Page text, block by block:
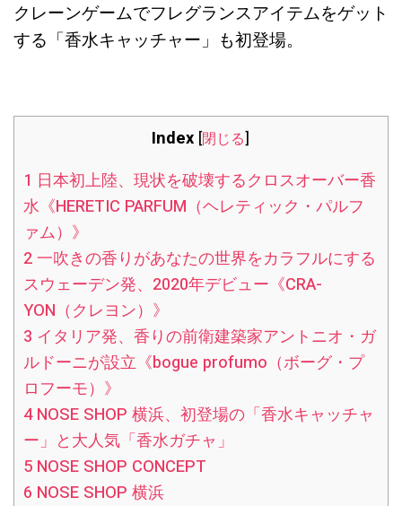
クレーンゲームでフレグランスアイテムをゲット
する「香水キャッチャー」も初登場。
Index [閉じる]
1 日本初上陸、現状を破壊するクロスオーバー香
水《HERETIC PARFUM（ヘレティック・パルフ
ァム）》
2一吹きの香りがあなたの世界をカラフルにする
スウェーデン発、2020年デビュー《CRA-
YON（クレヨン）》
3 イタリア発、香りの前衛建築家アントニオ・ガ
ルドーニが設立《bogue profumo（ボーグ・プ
ロフーモ）》
4NOSE SHOP 横浜、初登場の「香水キャッチャ
ー」と大人気「香水ガチャ」
5NOSE SHOP CONCEPT
6 NOSE SHOP 横浜